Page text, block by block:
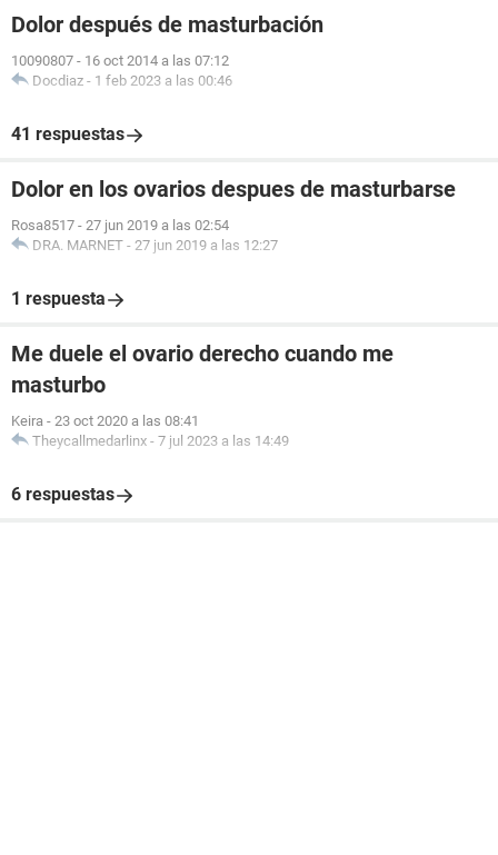
Dolor después de masturbación
10090807 - 16 oct 2014 a las 07:12
Docdiaz - 1 feb 2023 a las 00:46
41 respuestas
Dolor en los ovarios despues de masturbarse
Rosa8517 - 27 jun 2019 a las 02:54
DRA. MARNET - 27 jun 2019 a las 12:27
1 respuesta
Me duele el ovario derecho cuando me
masturbo
Keira - 23 oct 2020 a las 08:41
Theycallmedarlinx - 7 jul 2023 a las 14:49
6 respuestas